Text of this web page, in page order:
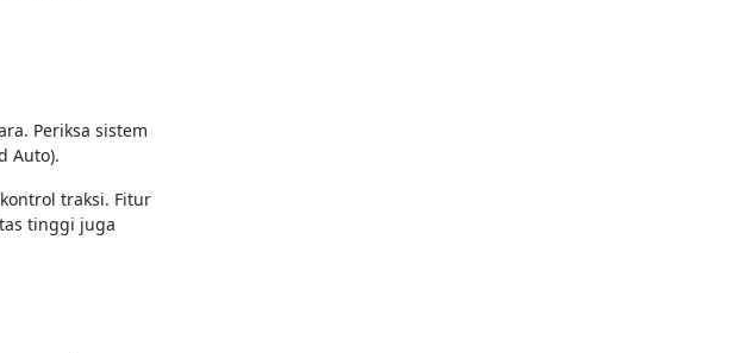
Periksa sistem
Auto).
traksi. Fitur
tinggi juga